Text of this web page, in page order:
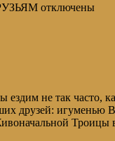
отключены
ездим не так часто,
друзей:
Троицы